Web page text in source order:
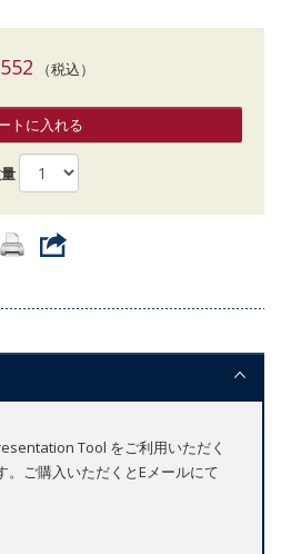
（税込）
トに入れる
Tool をご利用いただく
。ご購入いただくとEメールにて